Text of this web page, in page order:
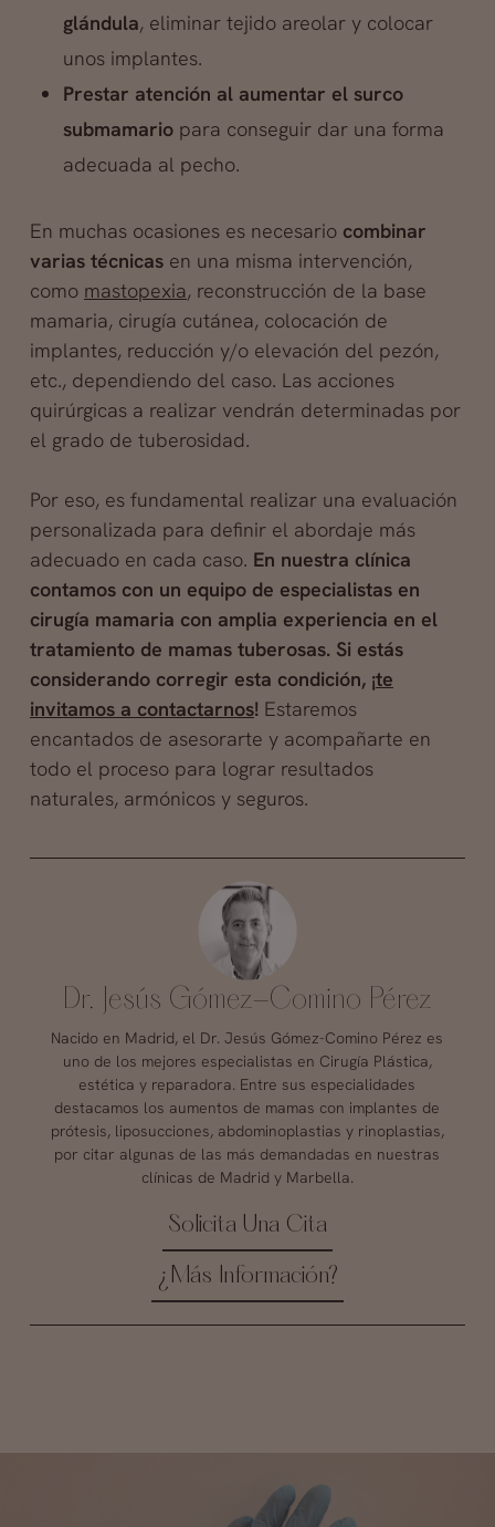
glándula, eliminar tejido areolar y colocar
unos implantes.
Prestar atención al aumentar el surco
submamariopara conseguir dar una forma
adecuada al pecho.
En muchas ocasiones es necesariocombinar
varias técnicasen una misma intervención,
como mastopexia, reconstrucción de la base
mamaria, cirugía cutánea, colocación de
implantes, reducción y/o elevación del pezón,
etc., dependiendo del caso. Las acciones
quirúrgicas a realizar vendrán determinadas por
el grado de tuberosidad.
Por eso, es fundamental realizar una evaluación
personalizada para definir el abordaje más
adecuado en cada caso. En nuestra clínica
contamos con un equipo de especialistas en
cirugía mamaria con amplia experiencia en el
tratamiento de mamas tuberosas. Si estás
considerando corregir esta condición, ¡te
invitamos a contactarnos!Estaremos
encantados de asesorarte y acompañarte en
todo el proceso para lograr resultados
naturales, armónicos y seguros.
Dr. Jesús Gómez-Comino Pérez
Nacido en Madrid, el Dr. Jesús Gómez-Comino Pérez es
uno de los mejores especialistas en Cirugía Plástica,
estética y reparadora. Entre sus especialidades
destacamos los aumentos de mamas con implantes de
prótesis, liposucciones, abdominoplastias y rinoplastias,
por citar algunas de las más demandadas en nuestras
clínicas de Madrid y Marbella.
Solicita Una Cita
¿Más Información?